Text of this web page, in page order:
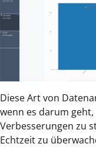
Diese Art von
wenn es darum
Verbesserungen zu
Echtzeit zu